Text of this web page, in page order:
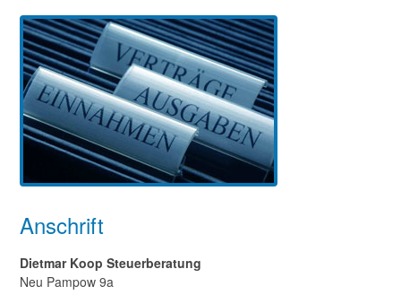
Anschrift
Dietmar Koop Steuerberatung
Neu Pampow 9a